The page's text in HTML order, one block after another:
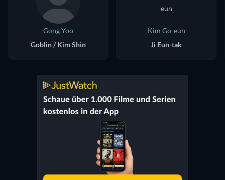
Gong Yoo
Goblin / Kim Shin
Kim Go-eun
Ji Eun-tak